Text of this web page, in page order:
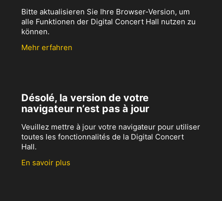
Bitte aktualisieren Sie Ihre Browser-Version, um
alle Funktionen der Digital Concert Hall nutzen zu
können.
Mehr erfahren
Désolé, la version de votre
navigateur n’est pas à jour
Veuillez mettre à jour votre navigateur pour utiliser
toutes les fonctionnalités de la Digital Concert
Hall.
En savoir plus